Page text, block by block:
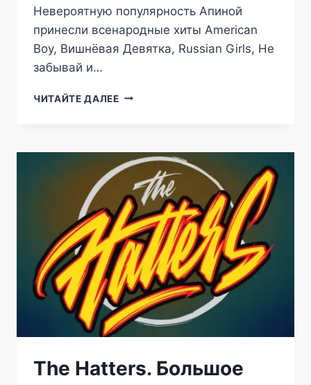
Невероятную популярность Апиной
принесли всенародные хиты American
Boy, Вишнёвая Девятка, Russian Girls, Не
забывай и…
ЧИТАЙТЕ ДАЛЕЕАЛЁНА
КРЕМЛЕВСКИЙ
ДВОРЕЦ
The Hatters. Большое